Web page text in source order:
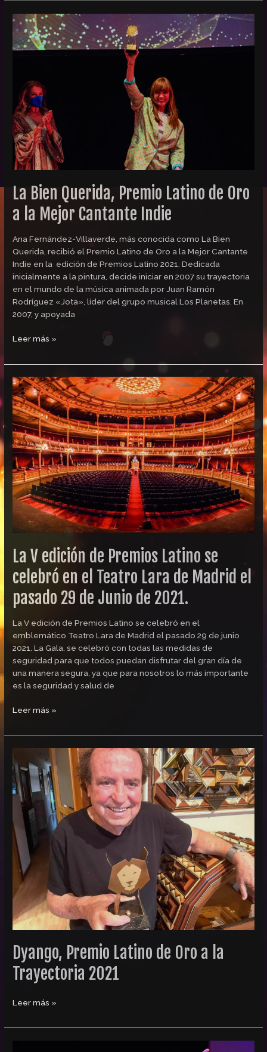
La Bien Querida, Premio Latino de Oro
a la Mejor Cantante Indie
Ana Fernández-Villaverde, más conocida como La Bien
Querida, recibió el Premio Latino de Oro a la Mejor Cantante
Indie en la edición de Premios Latino 2021. Dedicada
inicialmente a la pintura, decide iniciar en 2007 su trayectoria
en el mundo de la música animada por Juan Ramón
Rodríguez «Jota», líder del grupo musical Los Planetas. En
2007, y apoyada
La
Bien
Querida,
Oro
a
la
Mejor
Cantante
Indie
Leer más »
La V edición de Premios Latino se
celebró en el Teatro Lara de Madrid el
pasado 29 de Junio de 2021.
La V edición de Premios Latino se celebró en el
emblemático Teatro Lara de Madrid el pasado 29 de junio
2021. La Gala, se celebró con todas las medidas de
seguridad para que todos puedan disfrutar del gran día de
una manera segura, ya que para nosotros lo más importante
es la seguridad y salud de
La
V
edición
de
Premios
Latino
se
celebró
en
el
Teatro
Lara
de
el
pasado
29
de
Junio
de
2021.
Leer más »
Dyango, Premio Latino de Oro a la
Trayectoria 2021
Premio
Latino
de
Oro
la
Trayectoria
2021
Leer más »